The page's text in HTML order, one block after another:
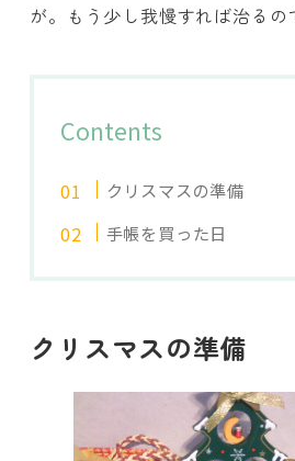
が。もう少し我慢すれば治るの
Contents
クリスマスの準備
手帳を買った日
クリスマスの準備